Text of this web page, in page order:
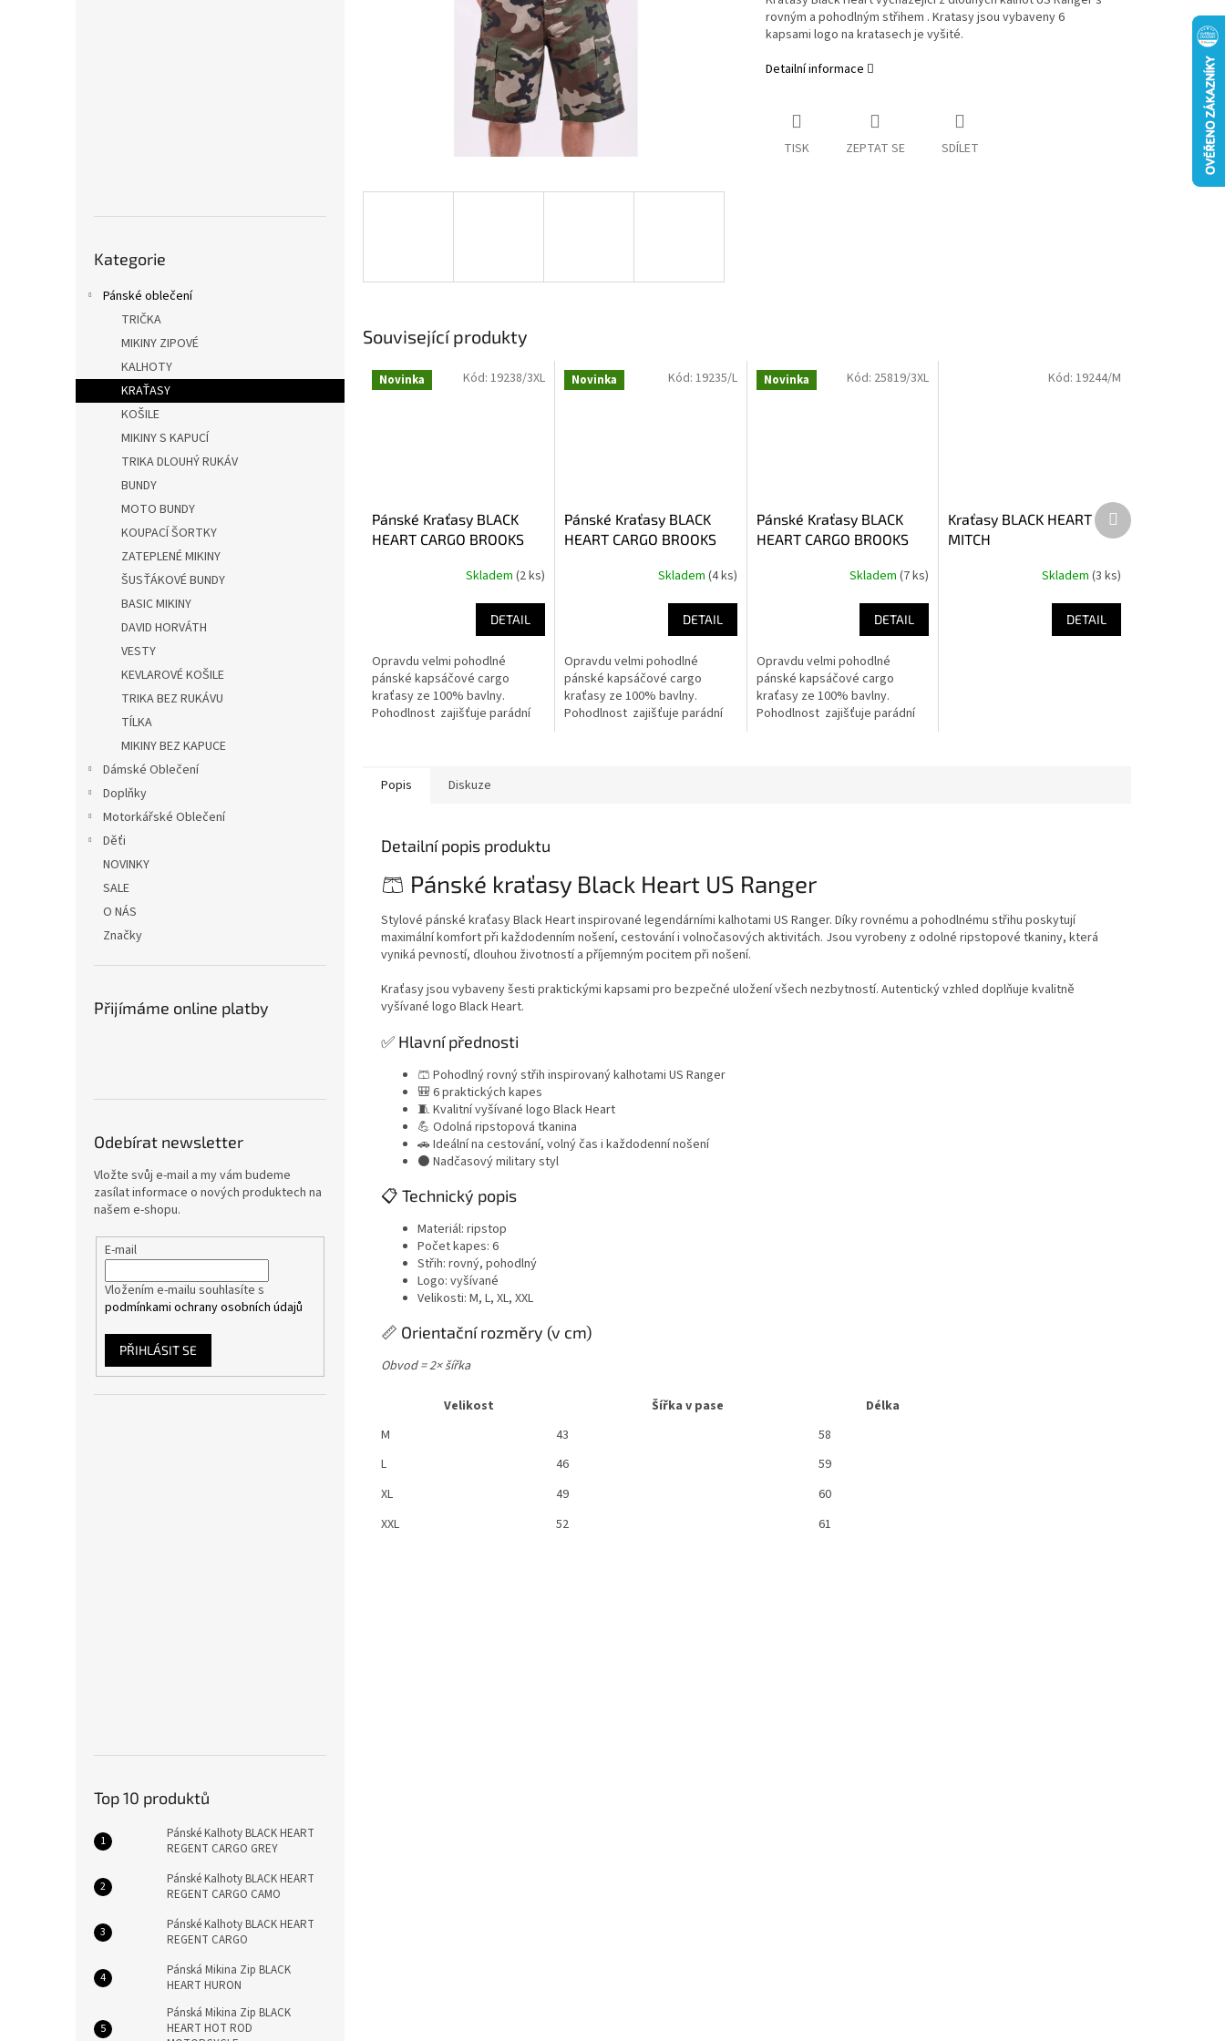
kategorie
Kategorie
Pánské oblečení
TRIČKA
MIKINY ZIPOVÉ
KALHOTY
KRAŤASY
KOŠILE
MIKINY S KAPUCÍ
TRIKA DLOUHÝ RUKÁV
BUNDY
MOTO BUNDY
KOUPACÍ ŠORTKY
ZATEPLENÉ MIKINY
ŠUSŤÁKOVÉ BUNDY
BASIC MIKINY
DAVID HORVÁTH
VESTY
KEVLAROVÉ KOŠILE
TRIKA BEZ RUKÁVU
TÍLKA
MIKINY BEZ KAPUCE
Dámské Oblečení
Doplňky
Motorkářské Oblečení
Děťi
NOVINKY
SALE
O NÁS
Značky
Přijímáme online platby
Odebírat newsletter
Vložte svůj e-mail a my vám budeme
zasílat informace o nových produktech na
našem e-shopu.
E-mail
Vložením e-mailu souhlasíte s
podmínkami ochrany osobních údajů
PŘIHLÁSIT SE
Top 10 produktů
Pánské Kalhoty BLACK HEART
REGENT CARGO GREY
Pánské Kalhoty BLACK HEART
REGENT CARGO CAMO
Pánské Kalhoty BLACK HEART
REGENT CARGO
Pánská Mikina Zip BLACK
HEART HURON
Pánská Mikina Zip BLACK
HEART HOT ROD
rovným a pohodlným střihem . Kratasy jsou vybaveny 6
kapsami logo na kratasech je vyšité.
Detailní informace
TISK ZEPTAT SE SDÍLET
Související produkty
Novinka
Pánské Kraťasy BLACK
HEART CARGO BROOKS
Skladem (2 ks)
DETAIL
Opravdu velmi pohodlné
pánské kapsáčové cargo
kraťasy ze 100% bavlny.
Pohodlnost zajišťuje parádní
Kód: 19238/3XL Novinka
Pánské Kraťasy BLACK
HEART CARGO BROOKS
Skladem (4 ks)
DETAIL
Opravdu velmi pohodlné
pánské kapsáčové cargo
kraťasy ze 100% bavlny.
Pohodlnost zajišťuje parádní
Kód: 19235/L Novinka
Pánské Kraťasy BLACK
HEART CARGO BROOKS
Skladem(7 ks)
DETAIL
Opravdu velmi pohodlné
pánské kapsáčové cargo
kraťasy ze 100% bavlny.
Pohodlnost zajišťuje parádní
Kód: 25819/3XL
Kraťasy BLACK HEART
MITCH
Skladem (3 ks)
DETAIL
Kód: 19244/M
Další
produkt
Popis Diskuze
Detailní popis produktu
🩳 Pánské kraťasy Black Heart US Ranger
Stylové pánské kraťasy Black Heart inspirované legendárními kalhotami US Ranger. Díky rovnému a pohodlnému střihu poskytují
maximální komfort při každodenním nošení, cestování i volnočasových aktivitách. Jsou vyrobeny z odolné ripstopové tkaniny, která
vyniká pevností, dlouhou životností a příjemným pocitem při nošení.
Kraťasy jsou vybaveny šesti praktickými kapsami pro bezpečné uložení všech nezbytností. Autentický vzhled doplňuje kvalitně
vyšívané logo Black Heart.
✅ Hlavní přednosti
🩳 Pohodlný rovný střih inspirovaný kalhotami US Ranger
🎒 6 praktických kapes
🧵 Kvalitní vyšívané logo Black Heart
💪 Odolná ripstopová tkanina
🚗 Ideální na cestování, volný čas i každodenní nošení
⚫ Nadčasový military styl
📋 Technický popis
Materiál: ripstop
Počet kapes: 6
Střih: rovný, pohodlný
Logo: vyšívané
Velikosti: M, L, XL, XXL
📏 Orientační rozměry (v cm)
Obvod = 2× šířka
Velikost Šířka v pase
Délka
M
43
58
L
46
59
XL
49
60
XXL
52 61